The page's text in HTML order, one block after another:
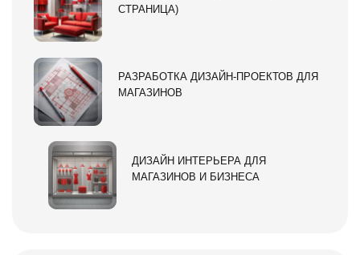
СТРАНИЦА)
РАЗРАБОТКА ДИЗАЙН-ПРОЕКТОВ ДЛЯ
МАГАЗИНОВ
ДИЗАЙН ИНТЕРЬЕРА ДЛЯ
МАГАЗИНОВ И БИЗНЕСА